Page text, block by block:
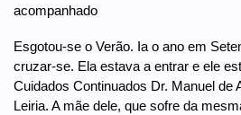
acompanhado
Esgotou-se o Verão. Ia o ano em
cruzar-se. Ela estava a entrar e ele
Cuidados Continuados Dr. Manuel de
Leiria. A mãe dele, que sofre da